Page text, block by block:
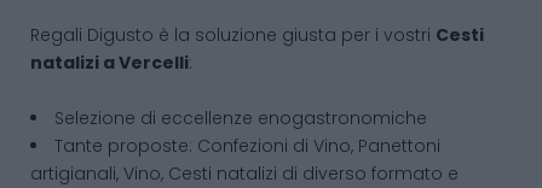
Regali Digusto è la soluzione giusta per i vostri Cesti
natalizi a Vercelli:
Selezione di eccellenze enogastronomiche
Tante proposte: Confezioni di Vino, Panettoni
artigianali, Vino, Cesti natalizi di diverso formato e